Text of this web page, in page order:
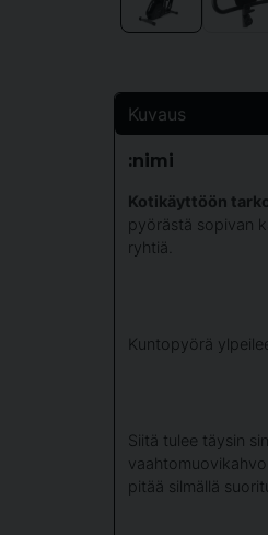
Kuvaus
:nimi
Kotikäyttöön
pyörästä sopivan
ryhtiä.
Kuntopyörä
Siitä tulee täysin
pitää silmällä